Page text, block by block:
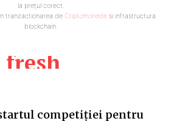
competiției pentru
la prețul corect.
tranzactionarea de Criptomonede si infrastructura
blockchain.